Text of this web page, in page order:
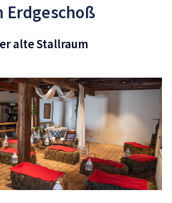
Erdgeschoß
alte Stallraum